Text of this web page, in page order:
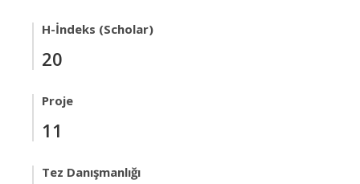
H-İndeks (Scholar)
20
Proje
11
Tez Danışmanlığı